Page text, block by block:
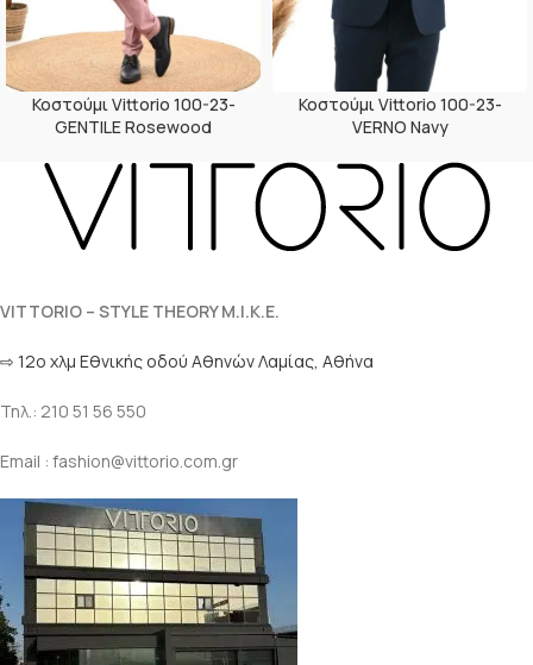
Κοστούμι Vittorio 100-23-
GENTILE Rosewood
Κοστούμι Vittorio 100-23-
VERNO Navy
VITTORIO – STYLE THEORY M.I.K.E.
⇨ 12ο χλμ Eθνικής οδού Αθηνών Λαμίας, Αθήνα
Τηλ.: 210 51 56 550
Email : fashion@vittorio.com.gr